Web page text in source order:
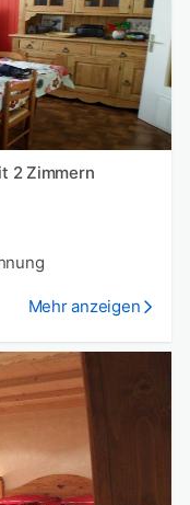
2 Zimmern
Mehr anzeigen